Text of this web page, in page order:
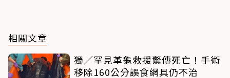
相關文章
獨／罕見革龜救援驚傳死亡！手術
移除160公分誤食網具仍不治